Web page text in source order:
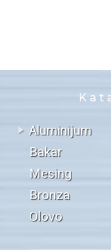
Aluminijum
Bakar
Mesing
Bronza
Olovo